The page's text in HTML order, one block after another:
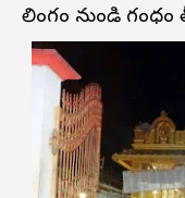
లింగం నుండి గంధం